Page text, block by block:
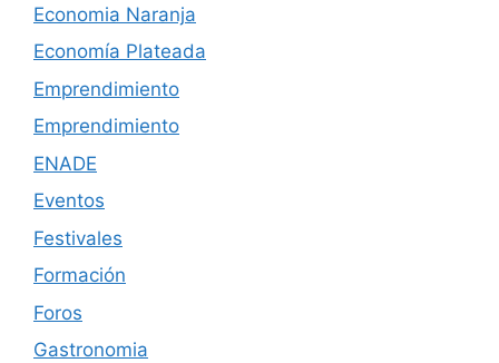
Economia Naranja
Economía Plateada
Emprendimiento
Emprendimiento
ENADE
Eventos
Festivales
Formación
Foros
Gastronomia